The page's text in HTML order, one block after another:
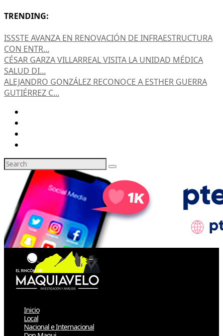
TRENDING:
ISSSTE AVANZA EN RENOVACIÓN DE INFRAESTRUCTURA
CON ENTR...
CÉSAR GARZA VILLARREAL VISITA LA UNIDAD MÉDICA
SALUD DI...
ALEJANDRO GONZÁLEZ RECONOCE A ESTHER GUERRA
GUTIÉRREZ C...
Inicio
Local
Nacional e Internacional